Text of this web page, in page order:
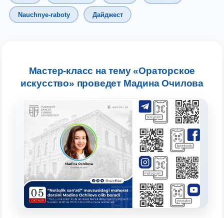
Nauchnye-raboty Дайджест
Мастер-класс на тему «Ораторское
искусство» проведет Мадина Очилова
Чат приёмной комиссии ТГЮУ
Онлайн
Оставляйте здесь свои обращения по
Выберите тему — затем появятся
конкретные вопросы:
1. Документы (бакалавр) (5) 2. Документы (магистр) (4)
4. Собеседование (магистр) (5) 5. Стоимость обучения (2)
6. Онлайн-заявки (15) 7. Колл-центр (4)